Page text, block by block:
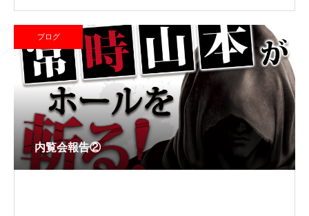
ブログ
内覧会報告②